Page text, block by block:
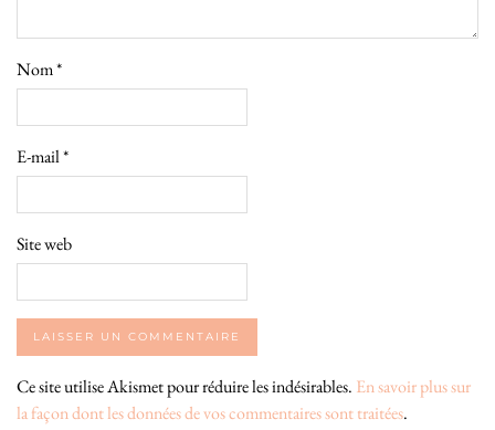
Nom*
E-mail*
Site web
Ce site utilise Akismet pour réduire les indésirables. En savoir plus sur
la façon dont les données de vos commentaires sont traitées.